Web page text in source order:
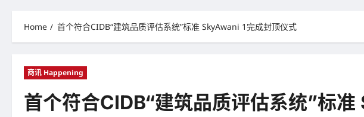
Home 首个符合CIDB“建筑品质评估系统”标准 SkyAwani 1完成封顶仪式
商讯 Happening
首个符合CIDB“建筑品质评估系统”标